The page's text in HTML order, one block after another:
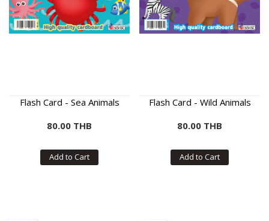
Flash Card - Sea Animals
80.00 THB
Add to Cart
Flash Card - Wild Animals
80.00 THB
Add to Cart